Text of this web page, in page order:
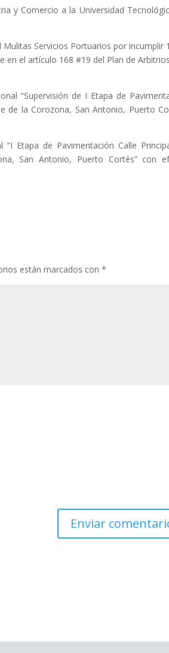
y Comercio a la Universidad
Servicios Portuarios por incumplir
el artículo 168 #19 del Plan de Arbitrios
“Supervisión de I Etapa de
de la Corozona, San Antonio, Puerto
Etapa de Pavimentación Calle
San Antonio, Puerto Cortés” con
están marcados con*